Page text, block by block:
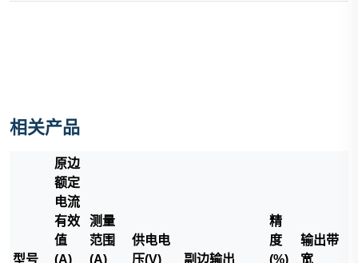
相关产品
型号
原边
额定
电流
有效
值
(A)
测量
范围
(A)
供电电
压(V)
副边输出
精
度
(%)
输出带
宽